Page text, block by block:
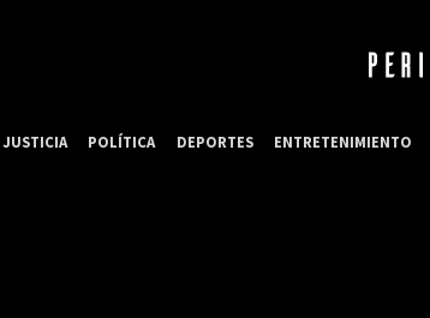
JUSTICIA POLÍTICA DEPORTES ENTRETENIMIENTO